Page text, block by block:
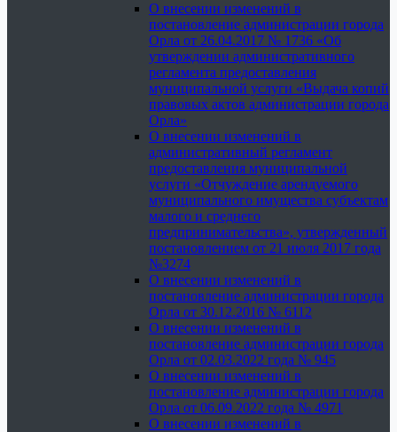
О внесении изменений в
постановление администрации города
Орла от 26.04.2017 № 1736 «Об
утверждении административного
регламента предоставления
муниципальной услуги «Выдача копий
правовых актов администрации города
Орла»
О внесении изменений в
административный регламент
предоставления муниципальной
услуги «Отчуждение арендуемого
муниципального имущества субъектам
малого и среднего
предпринимательства», утвержденный
постановлением от 21 июля 2017 года
№3274
О внесении изменений в
постановление администрации города
Орла от 30.12.2016 № 6112
О внесении изменений в
постановление администрации города
Орла от 02.03.2022 года № 945
О внесении изменений в
постановление администрации города
Орла от 06.09.2022 года № 4971
О внесении изменений в